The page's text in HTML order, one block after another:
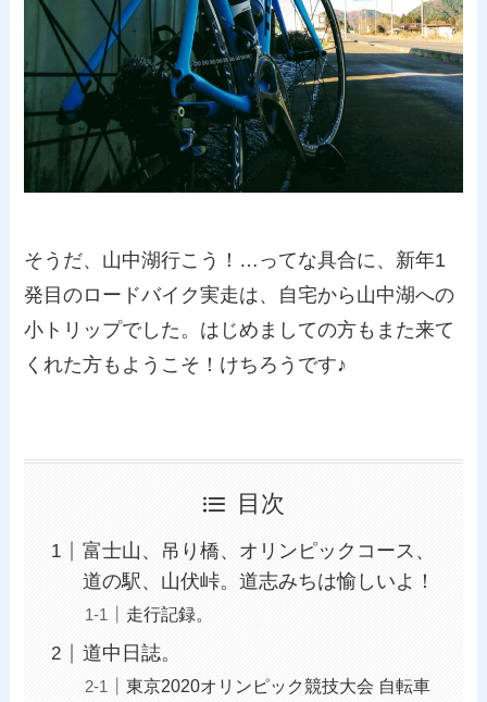
そうだ、山中湖行こう！…ってな具合に、新年1
発目のロードバイク実走は、自宅から山中湖への
小トリップでした。はじめましての方もまた来て
くれた方もようこそ！けちろうです♪
目次
富士山、吊り橋、オリンピックコース、
道の駅、山伏峠。道志みちは愉しいよ！
走行記録。
道中日誌。
東京2020オリンピック競技大会 自転車